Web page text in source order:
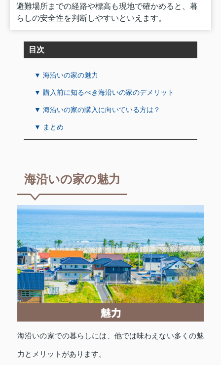
避難場所までの経路や標高も現地で確かめると、暮
らしの安全性を判断しやすいといえます。
目次
▼ 海沿いの家の魅力
▼ 購入前に知るべき海沿いの家のデメリット
▼ 海沿いの家の購入に向いている方は？
▼ まとめ
海沿いの家の魅力
海沿いの家での暮らしには、他では味わえない多くの魅
力とメリットがあります。